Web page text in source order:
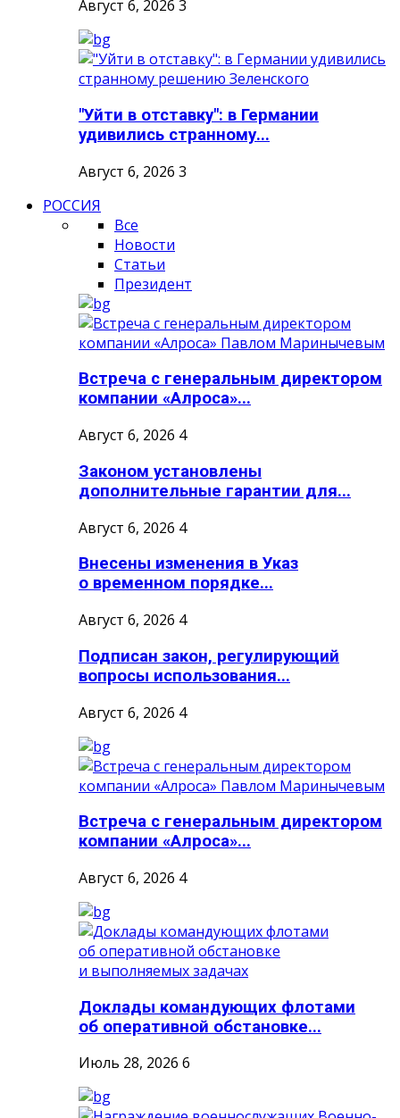
Август 6, 2026 3
"Уйти в отставку": в Германии
удивились странному...
Август 6, 2026 3
РОССИЯ
Все
Новости
Статьи
Президент
Встреча с генеральным директором
компании «Алроса»...
Август 6, 2026 4
Законом установлены
дополнительные гарантии для...
Август 6, 2026 4
Внесены изменения в Указ
о временном порядке...
Август 6, 2026 4
Подписан закон, регулирующий
вопросы использования...
Август 6, 2026 4
Встреча с генеральным директором
компании «Алроса»...
Август 6, 2026 4
Доклады командующих флотами
об оперативной обстановке...
Июль 28, 2026 6